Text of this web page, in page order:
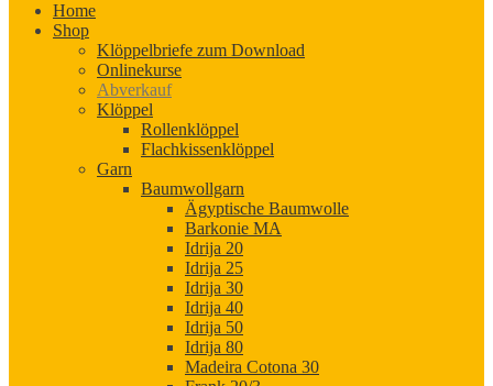
Home
Shop
Klöppelbriefe zum Download
Onlinekurse
Abverkauf
Klöppel
Rollenklöppel
Flachkissenklöppel
Garn
Baumwollgarn
Ägyptische Baumwolle
Barkonie MA
Idrija 20
Idrija 25
Idrija 30
Idrija 40
Idrija 50
Idrija 80
Madeira Cotona 30